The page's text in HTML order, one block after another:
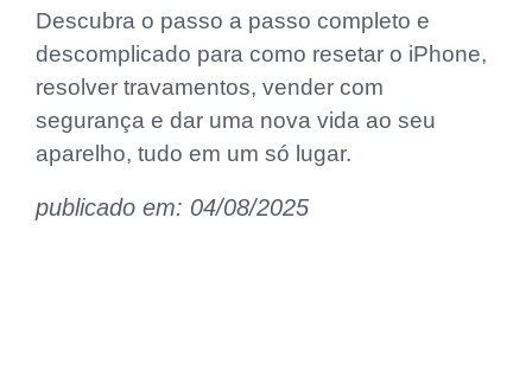
Descubra o passo a passo completo e
descomplicado para como resetar o iPhone,
resolver travamentos, vender com
segurança e dar uma nova vida ao seu
aparelho, tudo em um só lugar.
publicado em: 04/08/2025